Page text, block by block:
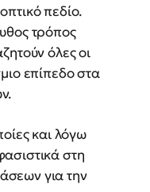
πεδίο.
τρόπος
όλες οι
επίπεδο στα
και λόγω
στη
για την